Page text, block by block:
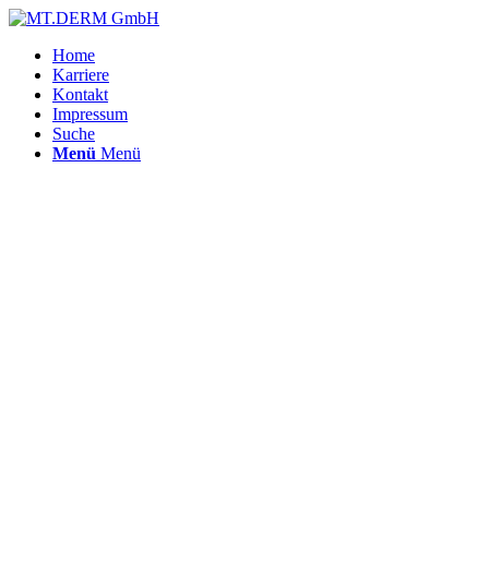
Home
Karriere
Kontakt
Impressum
Suche
Menü Menü